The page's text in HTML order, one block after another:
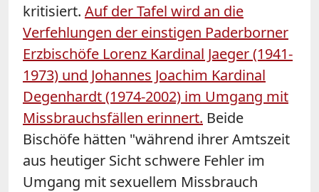
kritisiert. Auf der Tafel wird an die
Verfehlungen der einstigen Paderborner
Erzbischöfe Lorenz Kardinal Jaeger (1941-
1973) und Johannes Joachim Kardinal
Degenhardt (1974-2002) im Umgang mit
Missbrauchsfällen erinnert. Beide
Bischöfe hätten "während ihrer Amtszeit
aus heutiger Sicht schwere Fehler im
Umgang mit sexuellem Missbrauch